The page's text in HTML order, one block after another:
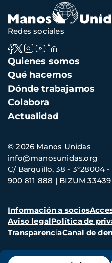
Menú
Navegación
principal
Quienes somos
Qué hacemos
Dónde trabajamos
Colabora
Actualidad
Redes sociales
Información
de
contacto
© 2026 Manos Unidas
C/ Barquillo, 38 - 3º28004
900 811 888
BIZUM 33439
info@manosunidas.org
Menú
secundario
Información a socios
Aviso legalPolítica de
TransparenciaCanal de